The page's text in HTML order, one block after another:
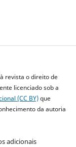
revista o direito de
licenciado sob a
(CC BY)que
da autoria
adicionais